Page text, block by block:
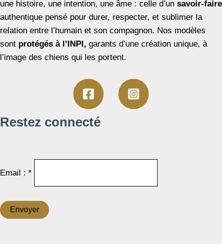
une histoire, une intention, une âme : celle d’un savoir-faire
authentique pensé pour durer, respecter, et sublimer la
relation entre l’humain et son compagnon. Nos modèles
sont protégés à l’INPI, garants d’une création unique, à
l’image des chiens qui les portent.
Restez connecté
Email : *